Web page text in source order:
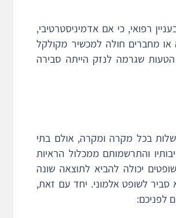
רפואי, כי אם אדמיניסטרטיבי,
מחברים חולה למכשיר מקולקל
שגרמה לנזק הייתה סבירה
בכל מקרה ומקרה, אולם בתי
והתרשמותם ממכלול הראיות
יכולה להביא לתוצאה שונה
סביר לשופט אלמוני. יחד עם זאת,
לפניכם: